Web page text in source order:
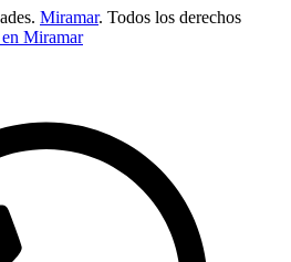
Miramar. Todos los derechos
Miramar